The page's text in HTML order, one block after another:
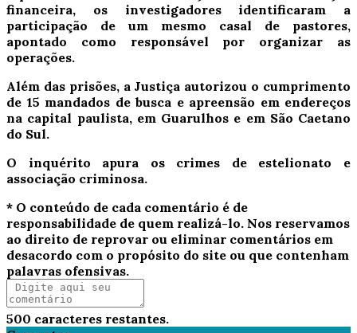
financeira, os investigadores identificaram a
participação de um mesmo casal de pastores,
apontado como responsável por organizar as
operações.
Além das prisões, a Justiça autorizou o cumprimento
de 15 mandados de busca e apreensão em endereços
na capital paulista, em Guarulhos e em São Caetano
do Sul.
O inquérito apura os crimes de estelionato e
associação criminosa.
* O conteúdo de cada comentário é de
responsabilidade de quem realizá-lo. Nos reservamos
ao direito de reprovar ou eliminar comentários em
desacordo com o propósito do site ou que contenham
palavras ofensivas.
500 caracteres restantes.